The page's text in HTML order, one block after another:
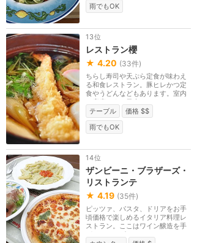
雨でもOK
13位
レストラン櫻
★ 4.20 (33件)
ちらし寿司や天ぷら定食が味わえ
る和食レストラン。豚ヒレかつ定
食やうどんなどもあります。室内
の座席です。日本...
テーブル
価格 $$
雨でもOK
14位
ザンビーニ・ブラザーズ・
リストランテ
★ 4.19 (35件)
ピッツァ、パスタ、ドリアをお手
頃価格で楽しめるイタリア料理レ
ストラン。ここはワイン醸造を手
がけるサンビーニ...